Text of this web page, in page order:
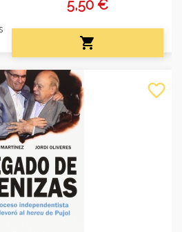
5,50 €

favorite_border